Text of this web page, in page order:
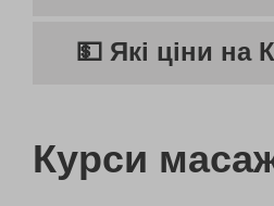
💵 Які ціни на
Курси